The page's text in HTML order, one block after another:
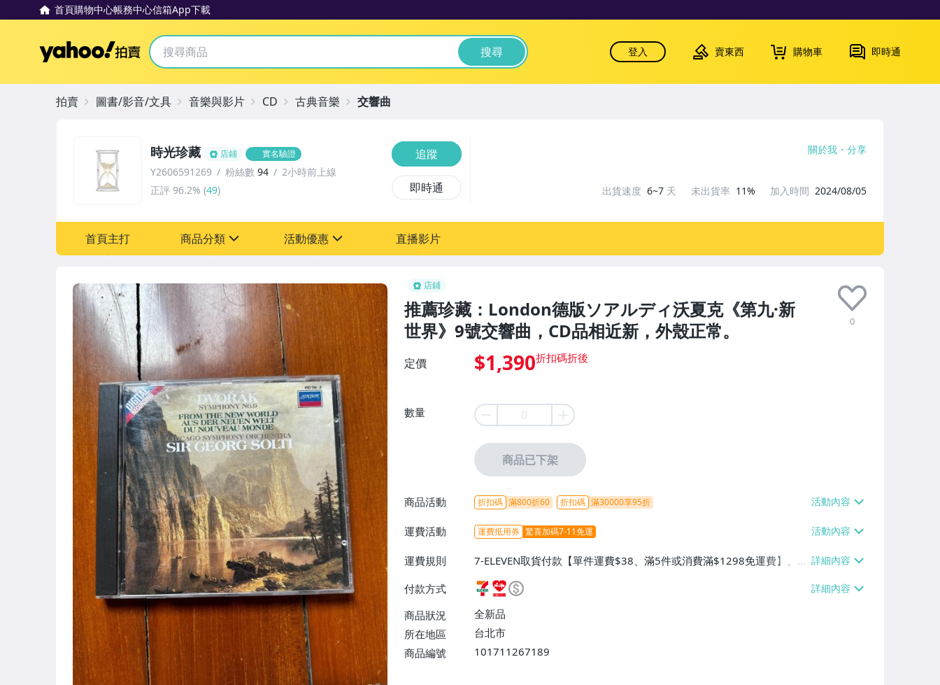
首頁購物中心帳務中心信箱App下載
Yahoo拍賣 搜尋 登入 賣東西 購物車 即時通
店鋪
推薦珍藏：London德版ソアルディ沃夏克《第九·新
世界》9號交響曲，CD品相近新，外殼正常。
0
定價 $1,390
數量
商品已下架
商品活動 折扣碼 滿800折60 折扣碼 滿30000享95折
運費活動 運費抵用券 驚喜加碼7-11免運
運費規則
7-ELEVEN取貨付款【單件運費$38、滿5件或消費滿$1298免運費】、7-
ELEVEN取貨不付款【免運費】、萊爾富取貨付款【單件運費$60、滿5件
或消費滿$1298免運費】、宅配/貨運【單件運費$120、滿5件或消費滿
$1598免運費】
付款方式
商品狀況
全新品
所在地區
台北市
商品編號
101711267189
時光珍藏 店鋪 實名驗證
Y2606591269 粉絲數 94
2小時前上線
正評 96.2% (49)
追蹤
即時通
關於我 分享
出貨速度 6~7 天 未出貨率 11% 加入時間 2024/08/05
首頁主打 商品分類 活動優惠
[全店] 週年慶
直播影片
拍賣 圖書/影音/文具 音樂與影片 CD 古典音樂 交響曲